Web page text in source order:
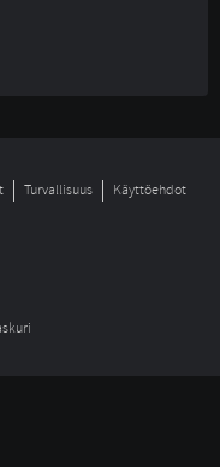
Turvallisuus
Käyttöehdot